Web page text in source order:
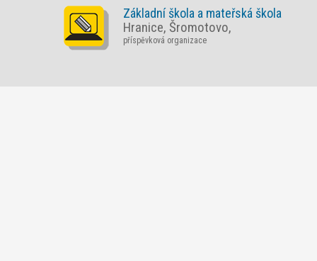
Základní škola a mateřská škola
Hranice, Šromotovo,
příspěvková organizace